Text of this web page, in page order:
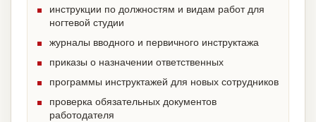
инструкции по должностям и видам работ для
ногтевой студии
журналы вводного и первичного инструктажа
приказы о назначении ответственных
программы инструктажей для новых сотрудников
проверка обязательных документов
работодателя